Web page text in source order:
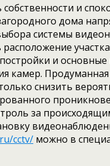
собственности и
дома
системы
и основные
камер. Продуманная
снизить
за
cctv/ можно в